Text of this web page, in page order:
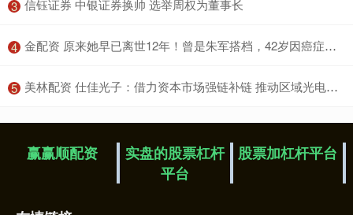
3 ​信钰证券 中银证券换帅 选举周权为董事长
4 ​金配资 原来她早已离世12年！曾是朱军搭档，42岁因癌症病故一生奉献事业
5 ​美林配资 仕佳光子：借力资本市场强链补链 推动区域光电子产业可持续发展
赢赢顺配资
实盘的股票杠杆
平台
股票加杠杆平台